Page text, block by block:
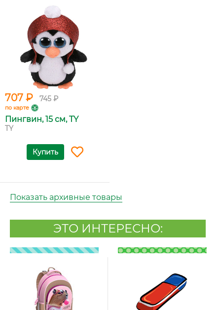
707 ₽ 745 ₽
по карте
Пингвин, 15 см, TY
TY
Купить
Показать архивные товары
ЭТО ИНТЕРЕСНО: